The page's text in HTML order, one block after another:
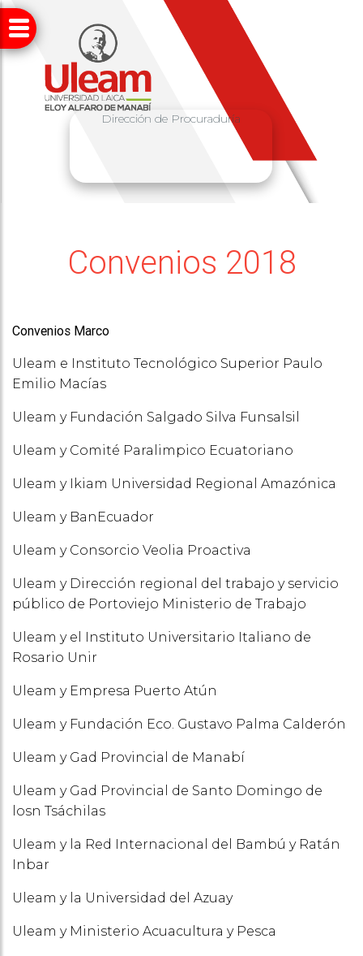
Dirección de Procuraduría
Convenios 2018
Convenios Marco
Uleam e Instituto Tecnológico Superior Paulo
Emilio Macías
Uleam y Fundación Salgado Silva Funsalsil
Uleam y Comité Paralimpico Ecuatoriano
Uleam y Ikiam Universidad Regional Amazónica
Uleam y BanEcuador
Uleam y Consorcio Veolia Proactiva
Uleam y Dirección regional del trabajo y servicio
público de Portoviejo Ministerio de Trabajo
Uleam y el Instituto Universitario Italiano de
Rosario Unir
Uleam y Empresa Puerto Atún
Uleam y Fundación Eco. Gustavo Palma Calderón
Uleam y Gad Provincial de Manabí
Uleam y Gad Provincial de Santo Domingo de
losn Tsáchilas
Uleam y la Red Internacional del Bambú y Ratán
Inbar
Uleam y la Universidad del Azuay
Uleam y Ministerio Acuacultura y Pesca